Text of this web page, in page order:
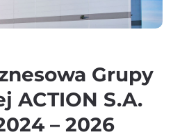
Grupy
ACTION S.A.
– 2026